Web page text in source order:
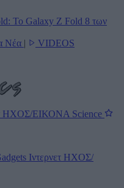
Το Galaxy Z Fold 8 των
Νέα | VIDEOS
ΗΧΟΣ/ΕΙΚΟΝΑ Science
Ιντερνετ ΗΧΟΣ/